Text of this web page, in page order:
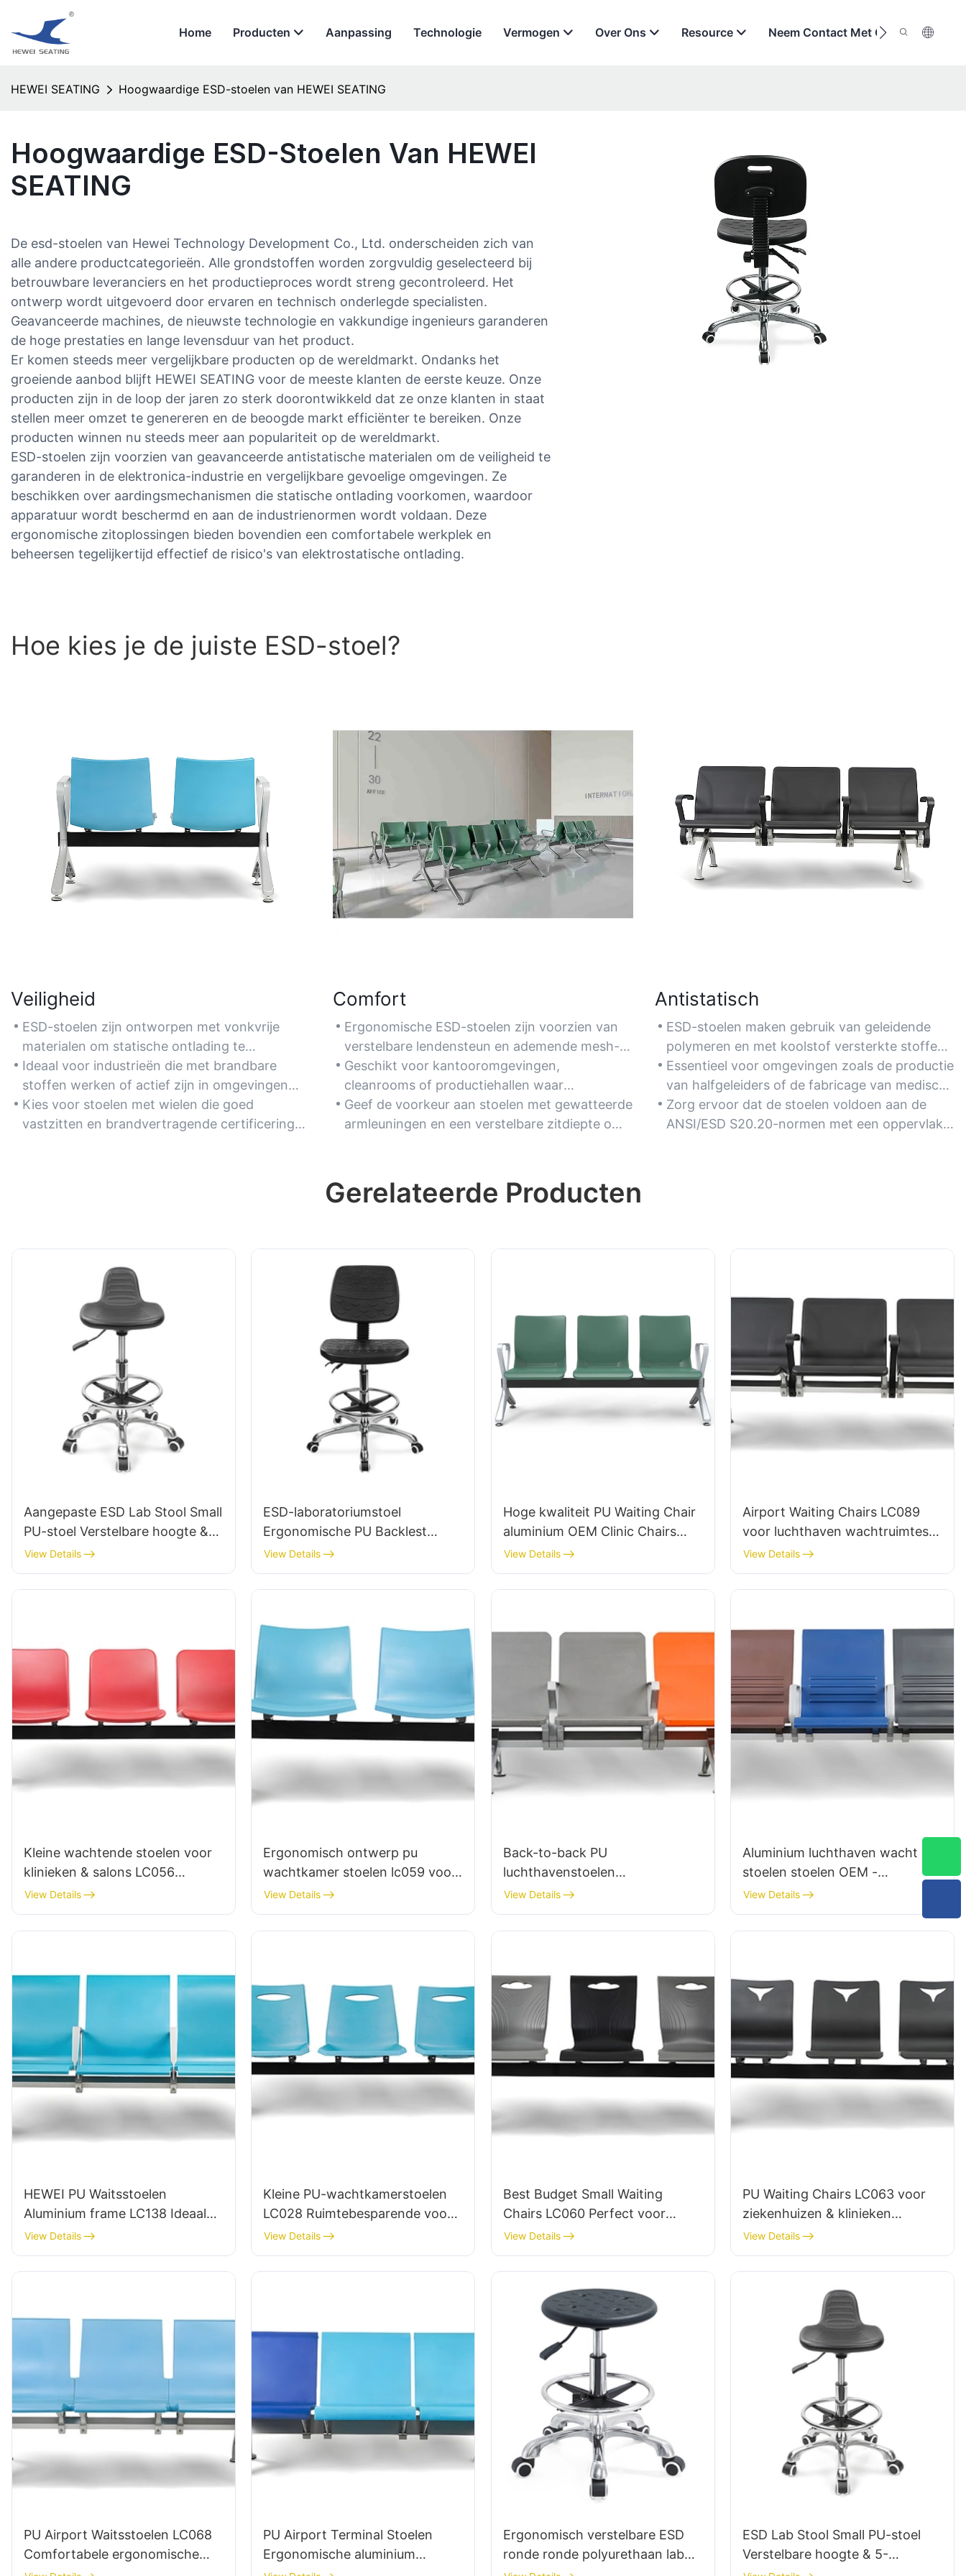
Home Producten Aanpassing Technologie Vermogen Over Ons Resource Neem Contact Met Ons Op
HEWEI SEATING Hoogwaardige ESD-stoelen van HEWEI SEATING
Hoogwaardige ESD-Stoelen Van HEWEI
SEATING
De esd-stoelen van Hewei Technology Development Co., Ltd. onderscheiden zich van
alle andere productcategorieën. Alle grondstoffen worden zorgvuldig geselecteerd bij
betrouwbare leveranciers en het productieproces wordt streng gecontroleerd. Het
ontwerp wordt uitgevoerd door ervaren en technisch onderlegde specialisten.
Geavanceerde machines, de nieuwste technologie en vakkundige ingenieurs garanderen
de hoge prestaties en lange levensduur van het product.
Er komen steeds meer vergelijkbare producten op de wereldmarkt. Ondanks het
groeiende aanbod blijft HEWEI SEATING voor de meeste klanten de eerste keuze. Onze
producten zijn in de loop der jaren zo sterk doorontwikkeld dat ze onze klanten in staat
stellen meer omzet te genereren en de beoogde markt efficiënter te bereiken. Onze
producten winnen nu steeds meer aan populariteit op de wereldmarkt.
ESD-stoelen zijn voorzien van geavanceerde antistatische materialen om de veiligheid te
garanderen in de elektronica-industrie en vergelijkbare gevoelige omgevingen. Ze
beschikken over aardingsmechanismen die statische ontlading voorkomen, waardoor
apparatuur wordt beschermd en aan de industrienormen wordt voldaan. Deze
ergonomische zitoplossingen bieden bovendien een comfortabele werkplek en
beheersen tegelijkertijd effectief de risico's van elektrostatische ontlading.
Hoe kies je de juiste ESD-stoel?
Veiligheid
ESD-stoelen zijn ontworpen met vonkvrije
materialen om statische ontlading te
voorkomen en zo het brandgevaar in gevoelige
omgevingen zoals chemische laboratoria of
elektronicafabrieken te verminderen.
Ideaal voor industrieën die met brandbare
stoffen werken of actief zijn in omgevingen
met een lage luchtvochtigheid waar statische
elektriciteit vaak voorkomt.
Kies voor stoelen met wielen die goed
vastzitten en brandvertragende certificeringen
Comfort
Ergonomische ESD-stoelen zijn voorzien van
verstelbare lendensteun en ademende mesh-
rugleuningen om een ​​goede houding te
behouden tijdens lange werkdagen in
werkplekken waar statische druk een rol
speelt.
Geschikt voor kantooromgevingen,
cleanrooms of productiehallen waar
werknemers langdurig comfortabel moeten
zitten zonder dat dit ten koste gaat van de
Geef de voorkeur aan stoelen met gewatteerde
armleuningen en een verstelbare zitdiepte om
Antistatisch
ESD-stoelen maken gebruik van geleidende
polymeren en met koolstof versterkte stoffen
om statische elektriciteit veilig af te voeren en
zo gevoelige elektronica in assemblagelijnen of
datacenters te beschermen.
Essentieel voor omgevingen zoals de productie
van halfgeleiders of de fabricage van medische
apparaten, waar statische elektriciteit
componenten kan beschadigen.
Zorg ervoor dat de stoelen voldoen aan de
ANSI/ESD S20.20-normen met een oppervlakte
Gerelateerde Producten
Aangepaste ESD Lab Stool Small
PU-stoel Verstelbare hoogte &
5-sterrenbasis voor
laboratorium IC003
View Details
ESD-laboratoriumstoel
Ergonomische PU Backlest
Design 5-sterren aluminiumbasis
voor uitgebreid
laboratoriumwerk
View Details
Hoge kwaliteit PU Waiting Chair
aluminium OEM Clinic Chairs
LC099 Fabrikant Hewei
View Details
Airport Waiting Chairs LC089
voor luchthaven wachtruimtes
door Hewei
View Details
Kleine wachtende stoelen voor
klinieken & salons LC056
Factory Directe besparingen
Hewei
View Details
Ergonomisch ontwerp pu
wachtkamer stoelen lc059 voor
klinieken & salons oem fabrikant
Hewei
View Details
Back-to-back PU
luchthavenstoelen
ergonomische aluminium
wachtplaatsen voor terminals
LC119 HEWEI
View Details
Aluminium luchthaven wacht
stoelen stoelen OEM -
oplossingen voor luchthavens
LC125 fabrikant Hewei
View Details
HEWEI PU Waitsstoelen
Aluminium frame LC138 Ideaal
voor luchthavens & Gebieden
met veel verkeer
View Details
Kleine PU-wachtkamerstoelen
LC028 Ruimtebesparende voor
kliniek OEM-leverancier Hewei
View Details
Best Budget Small Waiting
Chairs LC060 Perfect voor
Dental Offices Factory Geprijsde
Hewei
View Details
PU Waiting Chairs LC063 voor
ziekenhuizen & klinieken
OEM/ODM HEWEI
View Details
PU Airport Waitsstoelen LC068
Comfortabele ergonomische
PU Airport Terminal Stoelen
Ergonomische aluminium
Ergonomisch verstelbare ESD
ronde ronde polyurethaan lab
ESD Lab Stool Small PU-stoel
Verstelbare hoogte & 5-